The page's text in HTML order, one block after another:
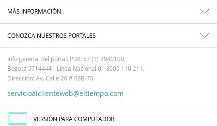
MÁS INFORMACIÓN
CONOZCA NUESTROS PORTALES
Info general del portal: PBX: 57 (1) 2940100.
Bogotá 5714444 - Línea Nacional 01 8000 110 211.
Dirección: Av. Calle 26 # 68B-70.
servicioalclienteweb@eltiempo.com
VERSIÓN PARA COMPUTADOR